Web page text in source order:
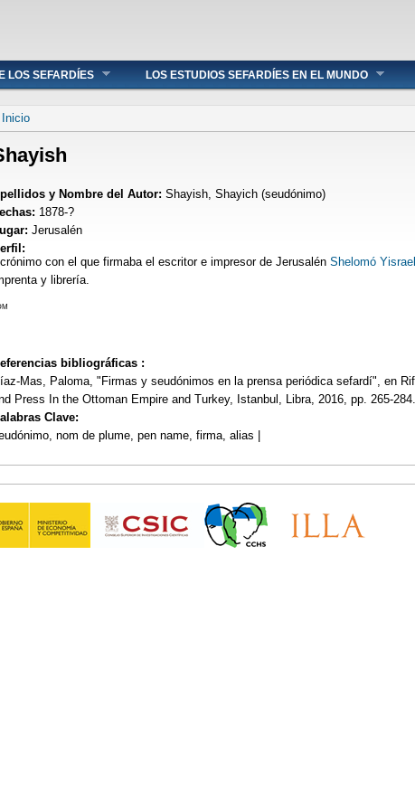
LOS SEFARDÍES LOS ESTUDIOS SEFARDÍES EN EL MUNDO
Se encuentra usted aquí
Inicio
y Nombre del Autor: Shayish, Shayich (seudónimo)
1878-?
Jerusalén
con el que firmaba el escritor e impresor de Jerusalén Shelomó
y librería.
bibliográficas :
Mas, Paloma, "Firmas y seudónimos en la prensa periódica sefardí", en
Press In the Ottoman Empire and Turkey, Istanbul, Libra, 2016, pp. 265-284.
Clave:
nom de plume, pen name, firma, alias |